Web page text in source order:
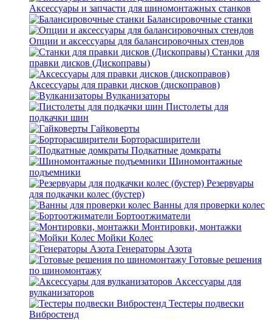
Аксессуары и запчасти для шиномонтажных станков
Балансировочные станки
Опции и аксессуары для балансировочных стендов
Станки для
правки дисков (Дископравы)
Аксессуары для правки дисков (дископравов)
Вулканизаторы
Пистолеты для
подкачки шин
Гайковерты
Борторасширители
Подкатные домкраты
Шиномонтажные
подъемники
Резервуары
для подкачки колес (бустер)
Ванны для проверки колес
Бортоотжиматели
Монтировки, монтажки
Мойки Колес
Генераторы Азота
Готовые решения
по шиномонтажу
Аксессуары для
вулканизаторов
Тестеры подвески
Вибростенд